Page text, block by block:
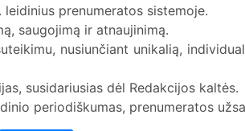
prenumeratos sistemoje.
saugojimą ir atnaujinimą.
nusiunčiant unikalią,
susidariusias dėl Redakcijos kaltės.
periodiškumas, prenumeratos